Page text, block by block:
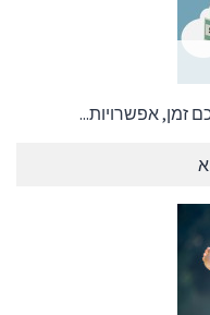
זמן, אפשרויות...